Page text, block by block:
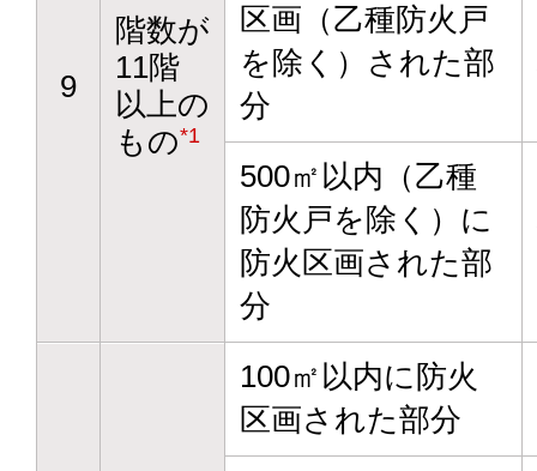
9
階数が
11階
以上の
もの*1
区画（乙種防火戸
を除く）された部
分
500㎡以内（乙種
防火戸を除く）に
防火区画された部
分
100㎡以内に防火
区画された部分